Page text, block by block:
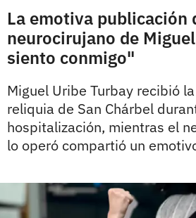
La emotiva publicación
neurocirujano de
siento conmigo"
Miguel Uribe Turbay recibió
reliquia de San Chárbel
hospitalización, mientras el
lo operó compartió un